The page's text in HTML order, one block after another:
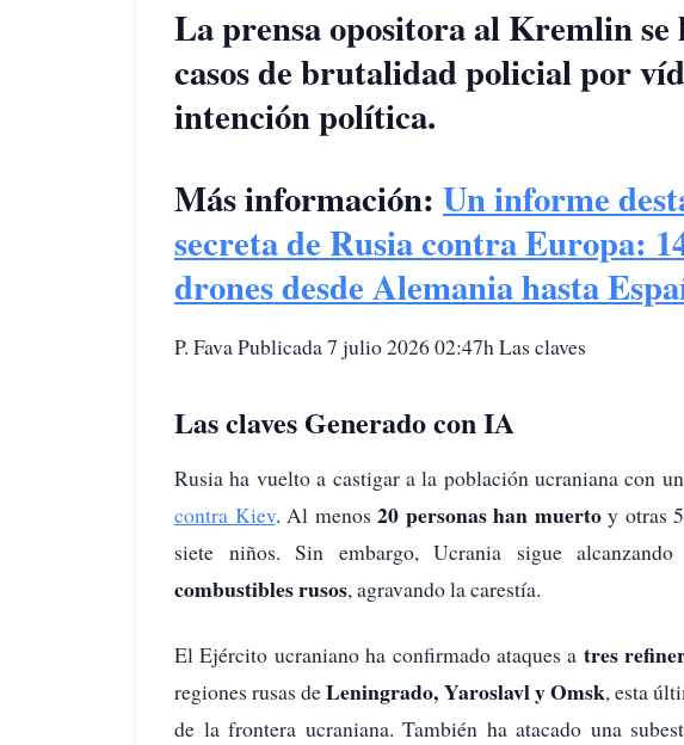
La prensa opositora al Kremlin se
casos de brutalidad policial por
intención política.
Más información: Un informe
secreta de Rusia contra Europa:
drones desde Alemania hasta
P. Fava Publicada 7 julio 2026 02:47h Las claves
Las claves Generado con IA
Rusia ha vuelto a castigar a la población ucraniana con un
contra Kiev. Al menos 20 personas han muertoy otras
siete niños. Sin embargo, Ucrania sigue
combustibles rusos, agravando la carestía.
El Ejército ucraniano ha confirmado ataques a tres
regiones rusas deLeningrado, Yaroslavl y Omsk, esta
de la frontera ucraniana. También ha atacado una